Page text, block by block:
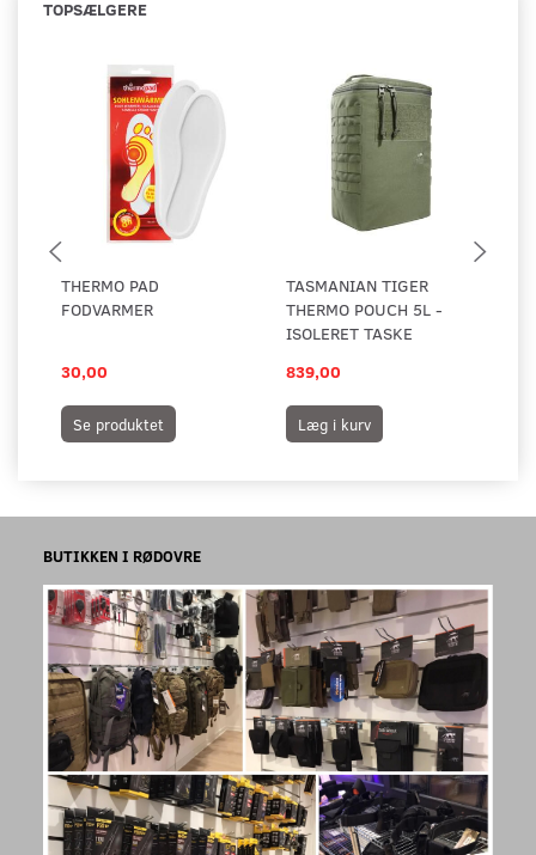
TOPSÆLGERE
THERMO PAD
FODVARMER
30,00
Se produktet
TASMANIAN TIGER
THERMO POUCH 5L -
ISOLERET TASKE
839,00
Læg i kurv
BUTIKKEN I RØDOVRE